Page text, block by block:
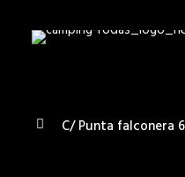
C/ Punta falconera